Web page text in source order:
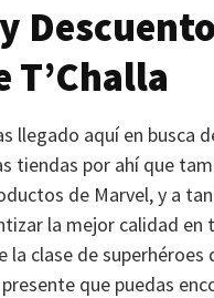
T’Challa
llegado aquí en busca
tiendas por ahí que
de Marvel, y a
la mejor calidad en
la clase de
que puedas